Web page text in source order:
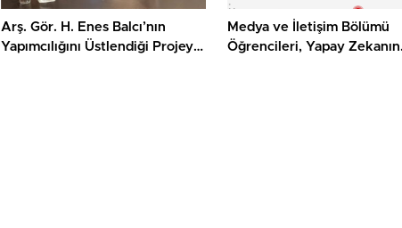
Arş. Gör. H. Enes Balcı’nın
Yapımcılığını Üstlendiği Projeye
Medya ve İletişim Bölümü
Öğrencileri, Yapay Zekanın